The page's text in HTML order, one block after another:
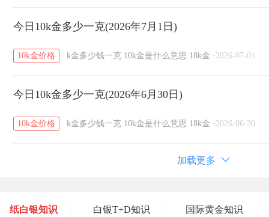
今日10k金多少一克(2026年7月1日)
10k金价格 k金多少钱一克 10k金是什么意思 18k金 · 2026-07-01
今日10k金多少一克(2026年6月30日)
10k金价格 k金多少钱一克 10k金是什么意思 18k金 · 2026-06-30
加载更多
纸白银知识 白银T+D知识 国际黄金知识